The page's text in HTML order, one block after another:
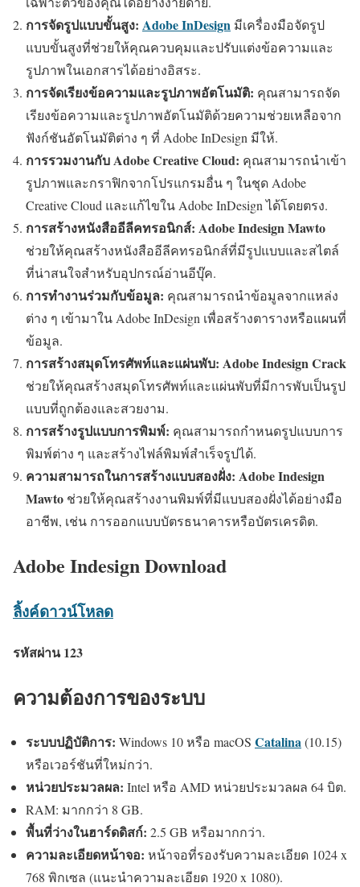
การจัดรูปแบบขั้นสูง: Adobe InDesign มีเครื่องมือจัดรูป
แบบขั้นสูงที่ช่วยให้คุณควบคุมและปรับแต่งข้อความและ
รูปภาพในเอกสารได้อย่างอิสระ.
การจัดเรียงข้อความและรูปภาพอัตโนมัติ: คุณสามารถจัด
เรียงข้อความและรูปภาพอัตโนมัติด้วยความช่วยเหลือจาก
ฟังก์ชันอัตโนมัติต่าง ๆ ที่ Adobe InDesign มีให้.
การรวมงานกับ Adobe Creative Cloud: คุณสามารถนำเข้า
รูปภาพและกราฟิกจากโปรแกรมอื่น ๆ ในชุด Adobe
Creative Cloud และแก้ไขใน Adobe InDesign ได้โดยตรง.
การสร้างหนังสืออีลีคทรอนิกส์: Adobe Indesign Mawto
ช่วยให้คุณสร้างหนังสืออีลีคทรอนิกส์ที่มีรูปแบบและสไตล์
ที่น่าสนใจสำหรับอุปกรณ์อ่านอีบุ๊ค.
การทำงานร่วมกับข้อมูล: คุณสามารถนำข้อมูลจากแหล่ง
ต่าง ๆ เข้ามาใน Adobe InDesign เพื่อสร้างตารางหรือแผนที่
ข้อมูล.
การสร้างสมุดโทรศัพท์และแผ่นพับ: Adobe Indesign Crack
ช่วยให้คุณสร้างสมุดโทรศัพท์และแผ่นพับที่มีการพับเป็นรูป
แบบที่ถูกต้องและสวยงาม.
การสร้างรูปแบบการพิมพ์: คุณสามารถกำหนดรูปแบบการ
พิมพ์ต่าง ๆ และสร้างไฟล์พิมพ์สำเร็จรูปได้.
ความสามารถในการสร้างแบบสองฝั่ง: Adobe Indesign
Mawto ช่วยให้คุณสร้างงานพิมพ์ที่มีแบบสองฝั่งได้อย่างมือ
อาชีพ, เช่น การออกแบบบัตรธนาคารหรือบัตรเครดิต.
Adobe Indesign Download
ลิ้งค์ดาวน์โหลด
รหัสผ่าน 123
ความต้องการของระบบ
ระบบปฏิบัติการ: Windows 10 หรือ macOS Catalina(10.15)
หรือเวอร์ชันที่ใหม่กว่า.
หน่วยประมวลผล: Intel หรือ AMD หน่วยประมวลผล 64 บิต.
RAM: มากกว่า 8 GB.
พื้นที่ว่างในฮาร์ดดิสก์: 2.5 GB หรือมากกว่า.
ความละเอียดหน้าจอ: หน้าจอที่รองรับความละเอียด 1024 x
768 พิกเซล (แนะนำความละเอียด 1920 x 1080).